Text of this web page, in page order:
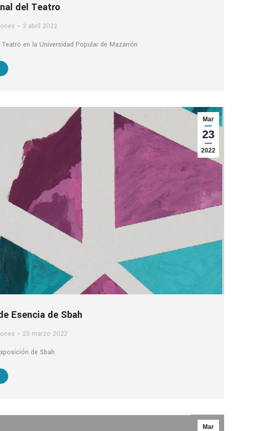
del Teatro
3 abril 2022
en la Universidad Popular de Mazarrón
Mar
23
2022
Esencia de Sbah
23 marzo 2022
de Sbah
Mar